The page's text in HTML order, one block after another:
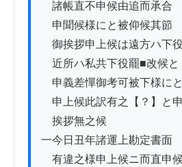
諸帳直不申候由追而承合
申聞候様にと被仰候其節
御挨拶申上候は遠方ハ下
近所ハ私共下役罷■改候と
申義差憚御考可被下様にと
申上候此訳有之【？】と
挨拶無之候
一今日丑年諸運上勘定書面
有違之様申上候ニ而直申候